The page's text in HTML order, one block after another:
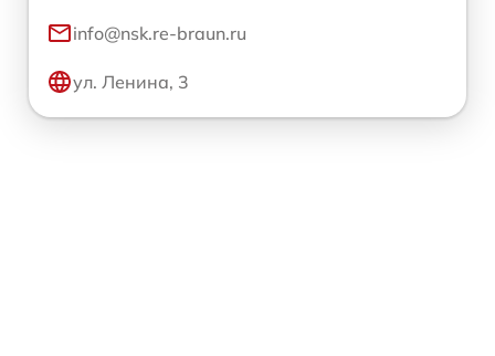
info@nsk.re-braun.ru
ул. Ленина, 3